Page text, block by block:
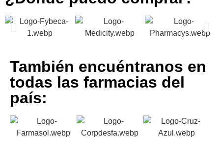
También encuéntranos en
todas las farmacias del
país: